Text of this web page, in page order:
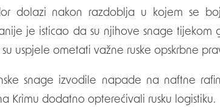
dolazi nakon razdoblja u kojem se
je isticao da su njihove snage
uspjele ometati važne ruske opskrbne
snage izvodile napade na naftne
Krimu dodatno opterećivali rusku logistiku.